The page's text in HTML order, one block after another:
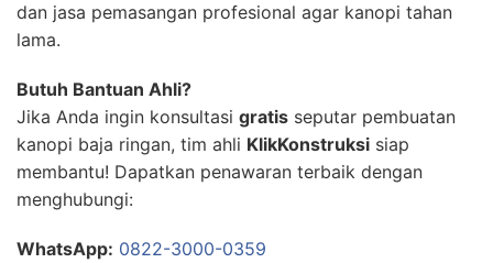
dan jasa pemasangan profesional agar kanopi tahan
lama.
Butuh Bantuan Ahli?
Jika Anda ingin konsultasi gratis seputar pembuatan
kanopi baja ringan, tim ahli KlikKonstruksi siap
membantu! Dapatkan penawaran terbaik dengan
menghubungi:
WhatsApp: 0822-3000-0359